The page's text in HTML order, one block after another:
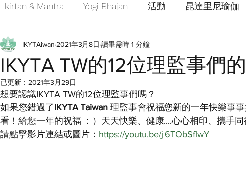
kirtan & Mantra Yogi Bhajan 活動 昆達里尼瑜伽
IKYTA TW的12位理監事們
IKYTAiwan 2021年3月8日 讀畢需時 1 分鐘
已更新： 2021年3月29日
想要認識IKYTA TW的12位理監事們嗎？
如果您錯過了IKYTA Taiwan 理監事會祝福您新的一年快樂事
看！給您一年的祝福 ：）天天快樂、健康....心心相印、攜手同
請點擊影片連結或圖片： https://youtu.be/jI6TObSflwY